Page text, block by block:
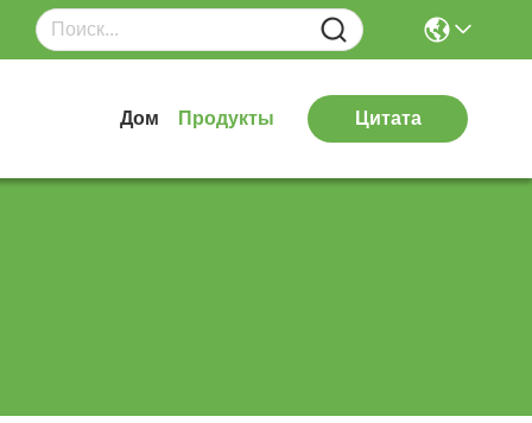
Дом Продукты Цитата